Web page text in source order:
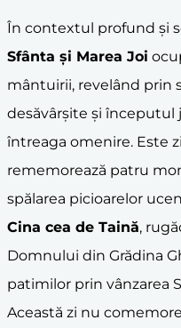
În contextul profund și
Sfânta și Marea Joi
mântuirii, revelând prin
desăvârșite și începutul
întreaga omenire. Este
rememorează patru
spălarea picioarelor
Cina cea de Taină,
Domnului din Grădina
patimilor prin vânzarea
Această zi nu